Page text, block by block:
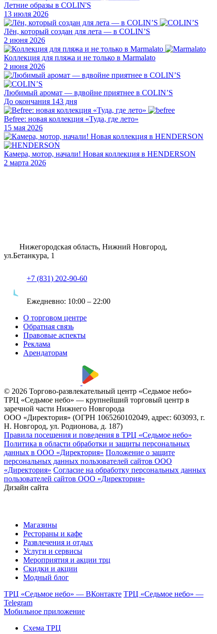
Летние образы в COLIN'S
13 июля 2026
Лён, который создан для лета — в COLIN’S
2 июня 2026
Коллекция для пляжа и не только в Marmalato
2 июня 2026
Любимый аромат — вдвойне приятнее в COLIN’S
До окончания 143 дня
Befree: новая коллекция «Туда, где лето»
15 мая 2026
Камера, мотор, начали! Новая коллекция в HENDERSON
2 марта 2026
Нижегородская область, Нижний Новгород,
ул.Бетанкура, 1
+7 (831) 202-90-60
Ежедневно: 10:00 – 22:00
О торговом центре
Обратная связь
Правовые аспекты
Реклама
Арендаторам
© 2026 Торгово-развлекательный центр «Седьмое небо»
ТРЦ «Седьмое небо» — крупнейший торговый центр в
заречной части Нижнего Новгорода
ООО «Директория» (ОГРН 1065260102049, адрес: 603093, г.
Н. Новгород, ул. Родионова, д. 187)
Правила посещения и поведения в ТРЦ «Седьмое небо»
Политика в области обработки и защиты персональных
данных в ООО «Директория» Положение о защите
персональных данных пользователей сайтов ООО
«Директория» Согласие на обработку персональных данных
пользователей сайтов ООО «Директория»
Дизайн сайта
Магазины
Рестораны и кафе
Развлечения и отдых
Услуги и сервисы
Мероприятия и акции трц
Скидки и акции
Модный блог
ТРЦ «Седьмое небо» — ВКонтакте ТРЦ «Седьмое небо» —
Telegram
Мобильное приложение
Схема ТРЦ